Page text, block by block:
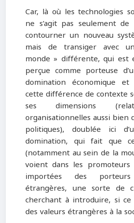
Car, là où les technologies
ne s’agit pas seulement de
contourner un nouveau
mais de transiger avec
monde » différente, qui est
perçue comme porteuse
domination économique et
cette différence de contexte
ses dimensions
organisationnelles aussi bien
politiques), doublée ici
domination, qui fait que
(notamment au sein de la
voient dans les promoteurs
importées des
étrangères, une sorte de
cherchant à introduire, si ce
des valeurs étrangères à la